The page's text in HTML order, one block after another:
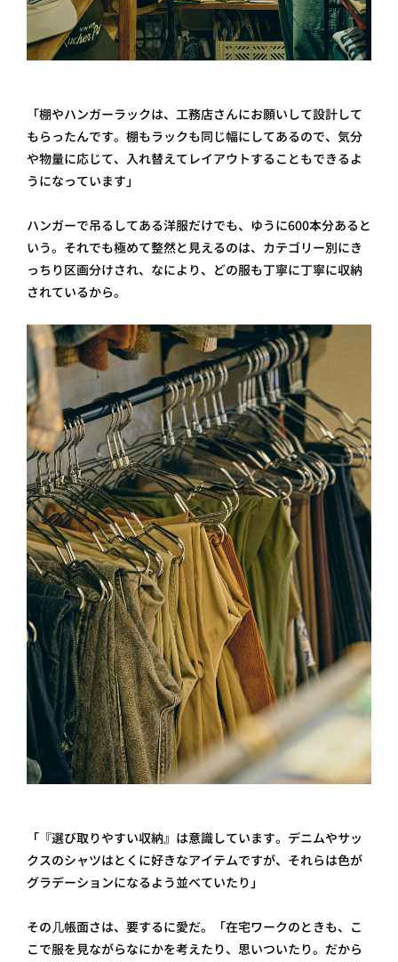
「棚やハンガーラックは、工務店さんにお願いして設計して
もらったんです。棚もラックも同じ幅にしてあるので、気分
や物量に応じて、入れ替えてレイアウトすることもできるよ
うになっています」
ハンガーで吊るしてある洋服だけでも、ゆうに600本分あると
いう。それでも極めて整然と見えるのは、カテゴリー別にき
っちり区画分けされ、なにより、どの服も丁寧に丁寧に収納
されているから。
「『選び取りやすい収納』は意識しています。デニムやサッ
クスのシャツはとくに好きなアイテムですが、それらは色が
グラデーションになるよう並べていたり」
その几帳面さは、要するに愛だ。「在宅ワークのときも、こ
こで服を見ながらなにかを考えたり、思いついたり。だから